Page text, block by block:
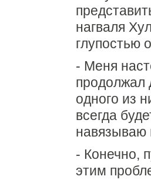
нагваля
глупостью
- Меня
продолжал
одного из
всегда
- Конечно,
этим